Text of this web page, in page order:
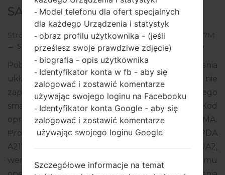
SAMSUNGGALAXY A21S
Strona startowa →Galaxy A21s →SamsungSM-A217M
→ SM-A217M_1_20210216174935_2atovk6j4l_fac.zip
Pobierz najnowszą aktualizację oprogramowania
układowego dla Samsung Galaxy A21s, ale nie
zapomnij sprawdzić, czy numer modelu Twojego
smartfona odpowiada wskazanemu SM-A217M. Kod
oprogramowania układowego to TPA z PANAMA.
Produkt jest dostarczany z wersją PDA
A217MUBU5BUA3, wersja CSC A217MOWO5BUA2,
wersja MODEM A217MUBU5BUA1. Wersja systemu
- Model telefonu dla ofert specjalnych
dla każdego Urządzenia i statystyk
- obraz profilu użytkownika - (jeśli
prześlesz swoje prawdziwe zdjęcie)
- biografia - opis użytkownika
- Identyfikator konta w fb - aby się
zalogować i zostawić komentarze
używając swojego loginu na Facebooku
- Identyfikator konta Google - aby się
zalogować i zostawić komentarze
używając swojego loginu Google
Szczegółowe informacje na temat